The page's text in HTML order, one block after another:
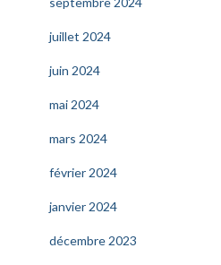
juillet 2024
juin 2024
mai 2024
mars 2024
février 2024
janvier 2024
décembre 2023